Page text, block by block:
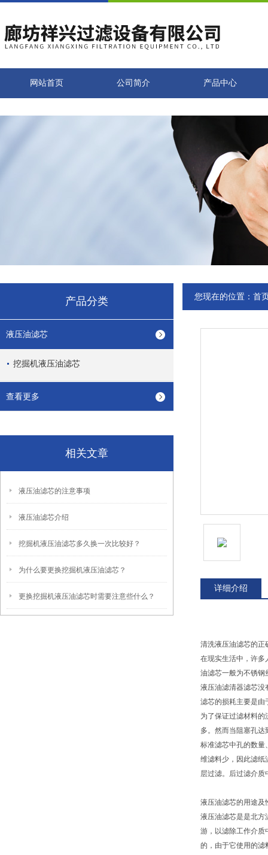
网站首页 公司简介 产品中心
产品分类
液压油滤芯
挖掘机液压油滤芯
查看更多
相关文章
液压油滤芯的注意事项
液压油滤芯介绍
挖掘机液压油滤芯多久换一次比较好？
为什么要更换挖掘机液压油滤芯？
更换挖掘机液压油滤芯时需要注意些什么？
您现在的位置： 首
详细介绍
清洗液压油滤芯的正
在现实生活中，许多
油滤芯一般为不锈钢
液压油滤清器滤芯没
滤芯的损耗主要是由
为了保证过滤材料
多。然而当阻塞孔
标准滤芯中孔的数量
维滤料少，因此滤纸
层过滤。后过滤介
液压油滤芯的用途及
液压油滤芯是是北方
游，以滤除工作介质
的，由于它使用的滤